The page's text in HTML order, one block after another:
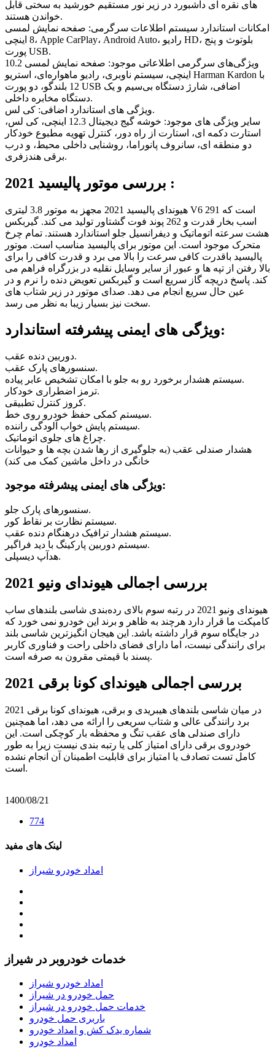
های نقره ای داشبورد در زیر نور مستقیم خورشید به سختی قابل
خواندن هستند.
امکانات استاندارد سیستم اطلاعات سرگرمی: صفحه نمایش لمسی
8 اینچی، Apple CarPlay، Android Auto، رادیو HD، بلوتوث و پنج
پورت USB.
ویژگی‌های سرگرمی اطلاعاتی موجود: صفحه نمایش لمسی 10.2
اینچی، سیستم ناوبری، رادیو ماهواره‌ای، استریو Harman Kardon با
12 بلندگو، دو پورت USB اضافی، شارژ دستگاه بی‌سیم و یک
دستگاه مخابره داخلی.
ویژگی های استاندارد اضافی: کی لس.
سایر ویژگی های موجود: خوشه گیج دیجیتال 12.3 اینچی، کی لس،
استارت دکمه ای، استارت از راه دور، کنترل تهویه مطبوع خودکار
دو منطقه ای، سانروف پانوراما، روشنایی داخلی محیط، و درب
برقی هندزفری.
بررسی موتور پالیسید 2021 :
هیوندای پالیسید 2021 مجهز به موتور 3.8 لیتری V6 است که 291
اسب بخار قدرت و 262 پوند فوت گشتاور تولید می کند. گیربکس
هشت سرعته اتوماتیک و دیفرانسیل جلو استاندارد هستند. تمام چرخ
متحرک موجود است. این موتور برای پالیسید مناسب است. موتور
پالیسید باقدرت کافی سرعت را بالا می برد و قدرت کافی را برای
بالا رفتن از تپه ها و عبور از سایر وسایل نقلیه در بزرگراه فراهم می
کند. پاسخ دریچه گاز سریع است و گیربکس تعویض دنده را نرم و در
عین حال سریع انجام می دهد. صدای موتور در زیر شتاب های
سخت نیز بسیار زیبا به نظر می رسد.
ویژگی های ایمنی پیشرفته استاندارد:
دوربین دنده عقب.
سنسورهای پارک عقب.
سیستم هشدار برخورد رو به جلو با امکان تشخیص عابر پیاده.
ترمز اضطراری خودکار.
کروز کنترل تطبیقی.
سیستم کمکی حفظ خودرو روی خط.
سیستم پایش خواب آلودگی راننده.
چراغ های جلوی اتوماتیک.
هشدار صندلی عقب (به جلوگیری از رها شدن بچه ها و حیوانات
خانگی در داخل ماشین کمک می کند)
ویژگی های ایمنی پیشرفته موجود:
سنسورهای پارک جلو.
سیستم نظارت بر نقاط کور.
سیستم هشدار ترافیک درهنگام دنده عقب.
سیستم دوربین پارکینگ با دید فراگیر.
هدآپ دیسپلی.
بررسی اجمالی هیوندای ونیو 2021
هیوندای ونیو 2021 در رتبه سوم بالای رده‌بندی شاسی بلندهای ساب
کامپکت ما قرار دارد هرچند به ظاهر و برند این خودرو نمی خورد که
در جایگاه سوم قرار داشته باشد. این هیجان انگیزترین شاسی بلند
برای رانندگی نیست، اما دارای فضای داخلی راحت و فناوری کاربر
پسند با قیمتی مقرون به صرفه است.
بررسی اجمالی هیوندای کونا برقی 2021
در میان شاسی بلندهای هیبریدی و برقی، هیوندای کونا برقی 2021
برد رانندگی عالی و شتاب سریعی را ارائه می دهد، اما همچنین
دارای صندلی های عقب تنگ و محفظه بار کوچکی است. این
خودروی برقی دارای امتیاز کلی یا رتبه بندی نیست زیرا به طور
کامل تست تصادف یا امتیاز برای قابلیت اطمینان آن انجام نشده
است.
1400/08/21
774
لینک های مفید
امداد خودرو شیراز
خدمات خودروبر در شیراز
امداد خودرو شیراز
حمل خودرو در شیراز
خدمات حمل خودرو در شیراز
باربری حمل خودرو
شماره یدک کش و امداد خودرو
امداد خودرو